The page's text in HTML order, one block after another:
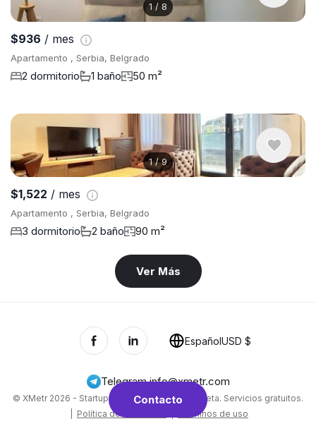
1 / 8
$936 / mes
Apartamento , Serbia, Belgrado
2 dormitorio 1 baño 50 m²
1/9
$1,522 / mes
Apartamento , Serbia, Belgrado
3 dormitorio 2 baño 90 m²
Ver Más
Contacto
Telegram,info@xmetr.com
© XMetr 2026 - Startup no comercial en fase beta. Servicios gratuitos.
Política de Privacidad Términos de uso
EspañolUSD $